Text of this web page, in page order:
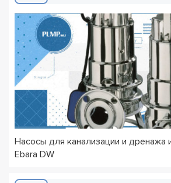
Насосы для канализации и дренажа
Ebara DW